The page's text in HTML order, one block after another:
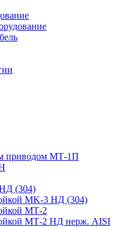
приводом МТ-1П
(304)
МK-3 НД (304)
МТ-2
МТ-2 НД нерж. AISI